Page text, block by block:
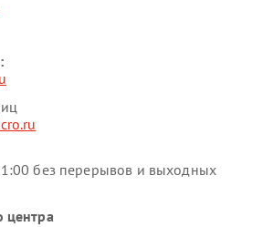
без перерывов и выходных
центра